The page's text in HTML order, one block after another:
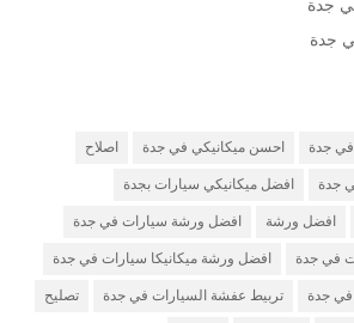
جدة
جدة
في جدة احسن ميكانيكي في جدة اصلاح
جدة افضل ميكانيكي سيارات بجدة
افضل ورشة افضل ورشة سيارات في جدة
في جدة افضل ورشة ميكانيكا سيارات في جدة
في جدة تربيط عفشة السيارات في جدة تصليح